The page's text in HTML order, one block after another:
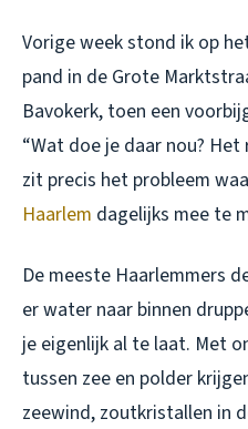
Vorige week stond ik op
pand in de Grote
Bavokerk, toen een
“Wat doe je daar nou?
zit precis het probleem
Haarlem dagelijks mee te
De meeste Haarlemmers
er water naar binnen
je eigenlijk al te laat. Met
tussen zee en polder
zeewind, zoutkristallen in